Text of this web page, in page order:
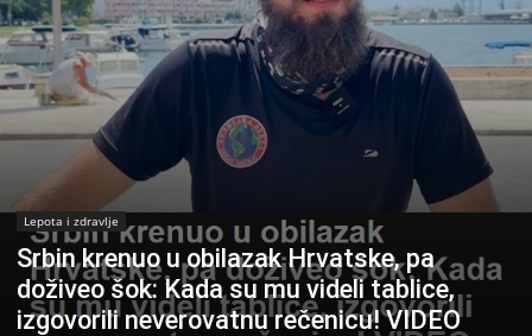
Lepota i zdravlje
Srbin krenuo u obilazak Hrvatske, pa
doživeo šok: Kada su mu videli tablice,
izgovorili neverovatnu rečenicu! VIDEO